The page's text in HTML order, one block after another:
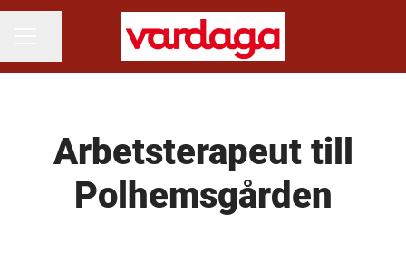
Arbetsterapeut till
Polhemsgården